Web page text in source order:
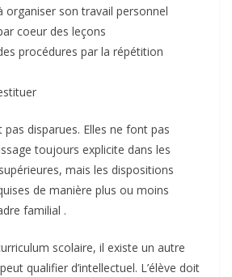
organiser son travail personnel
coeur des leçons
procédures par la répétition
pas disparues. Elles ne font pas
toujours explicite dans les
mais les dispositions
de manière plus ou moins
familial .
scolaire, il existe un autre
qualifier d’intellectuel. L’élève doit